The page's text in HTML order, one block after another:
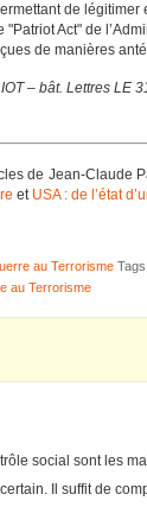
de
Act" de
de manières
– bât. Lettres LE
de Jean-Claude
et USA : de l’état
au Terrorisme Tags:
au Terrorisme
social sont les
Il suffit de